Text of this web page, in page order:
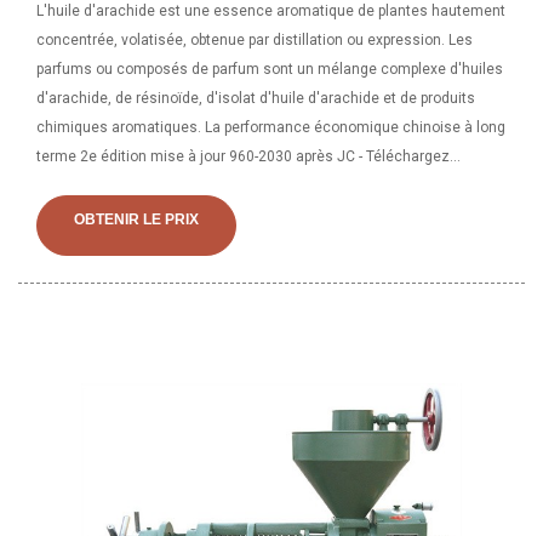
L'huile d'arachide est une essence aromatique de plantes hautement
concentrée, volatisée, obtenue par distillation ou expression. Les
parfums ou composés de parfum sont un mélange complexe d'huiles
d'arachide, de résinoïde, d'isolat d'huile d'arachide et de produits
chimiques aromatiques. La performance économique chinoise à long
terme 2e édition mise à jour 960-2030 après JC - Téléchargez
(.txt) ou lisez le livre en ligne gratuitement.
OBTENIR LE PRIX